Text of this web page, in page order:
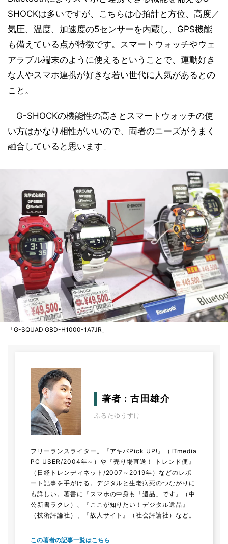
SHOCKは多いですが、こちらは心拍計と方位、高度／
気圧、温度、加速度の5センサーを内蔵し、GPS機能
も備えている点が特徴です。スマートウォッチやウェ
アラブル端末のように使えるということで、運動好き
な人やスマホ連携が好きな若い世代に人気があるとの
こと。
「G-SHOCKの機能性の高さとスマートウォッチの使
い方はかなり相性がいいので、両者のニーズがうまく
融合していると思います」
「G-SQUAD GBD-H1000-1A7JR」
著者 : 古田雄介
ふるたゆうすけ
フリーランスライター。『アキバPick UP!』（ITmedia
PC USER/2004年～）や『売り場直送！ トレンド便』
（日経トレンディネット/2007～2019年）などのレポ
ート記事を手がける。デジタルと生老病死のつながりに
も詳しい。著書に『スマホの中身も「遺品」です』（中
公新書ラクレ）、『ここが知りたい！デジタル遺品』
（技術評論社）、『故人サイト』（社会評論社）など。
この著者の記事一覧はこちら